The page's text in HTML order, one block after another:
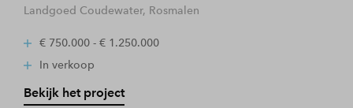
Landgoed Coudewater, Rosmalen
€ 750.000 - € 1.250.000
In verkoop
Bekijk het project